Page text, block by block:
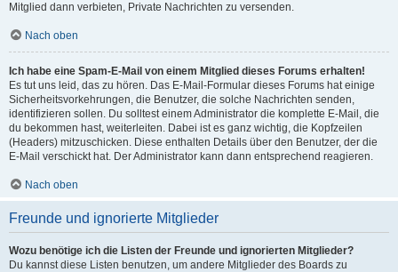
Mitglied dann verbieten, Private Nachrichten zu versenden.
Nach oben
Ich habe eine Spam-E-Mail von einem Mitglied dieses Forums erhalten!
Es tut uns leid, das zu hören. Das E-Mail-Formular dieses Forums hat einige
Sicherheitsvorkehrungen, die Benutzer, die solche Nachrichten senden,
identifizieren sollen. Du solltest einem Administrator die komplette E-Mail, die
du bekommen hast, weiterleiten. Dabei ist es ganz wichtig, die Kopfzeilen
(Headers) mitzuschicken. Diese enthalten Details über den Benutzer, der die
E-Mail verschickt hat. Der Administrator kann dann entsprechend reagieren.
Nach oben
Freunde und ignorierte Mitglieder
Wozu benötige ich die Listen der Freunde und ignorierten Mitglieder?
Du kannst diese Listen benutzen, um andere Mitglieder des Boards zu